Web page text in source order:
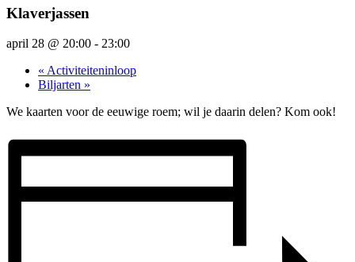
Klaverjassen
april 28 @ 20:00 - 23:00
« Activiteiteninloop
Biljarten »
We kaarten voor de eeuwige roem; wil je daarin delen? Kom ook!